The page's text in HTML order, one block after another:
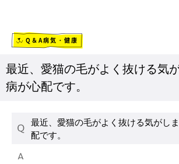
Q＆A病気・健康
最近、愛猫の毛がよく抜ける気
病が心配です。
最近、愛猫の毛がよく抜ける気がし
配です。